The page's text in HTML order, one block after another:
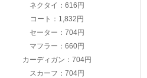
ネクタイ：616円
コート：1,832円
セーター：704円
マフラー：660円
カーディガン：704円
スカーフ：704円